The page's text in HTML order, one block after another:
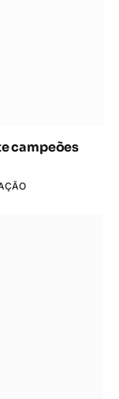
campeões